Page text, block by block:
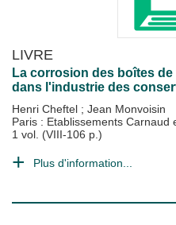
LIVRE
La corrosion des boîtes
dans l'industrie des
Henri Cheftel ; Jean Monvoisin
Paris : Etablissements Carnaud
1 vol. (VIII-106 p.)
Plus d'information...